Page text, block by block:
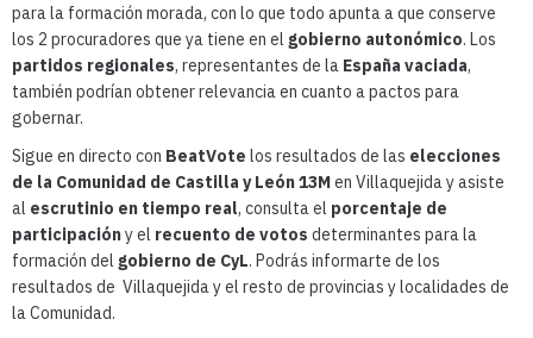
para la formación morada, con lo que todo apunta a que conserve
los 2 procuradores que ya tiene en el gobierno autonómico. Los
partidos regionales, representantes de la España vaciada,
también podrían obtener relevancia en cuanto a pactos para
gobernar.
Sigue en directo con BeatVote los resultados de las elecciones
de la Comunidad de Castilla y León 13Men Villaquejida y asiste
al escrutinio en tiempo real, consulta el porcentaje de
participacióny el recuento de votos determinantes para la
formación del gobierno de CyL. Podrás informarte de los
resultados de Villaquejida y el resto de provincias y localidades de
la Comunidad.